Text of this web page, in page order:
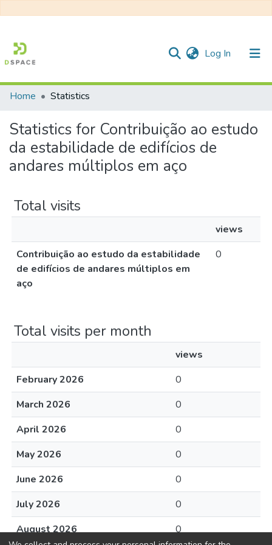
Log In (current)
All of DSpace
Home Statistics
Statistics for Contribuição ao estudo
da estabilidade de edifícios de
andares múltiplos em aço
Total visits
views
Contribuição ao estudo da estabilidade
de edifícios de andares múltiplos em
aço
0
Total visits per month
views
February 2026
0
March 2026
0
April 2026
0
May 2026
0
June 2026
0
July 2026
0
August 2026
0